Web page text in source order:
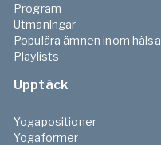
Program
Utmaningar
Populära ämnen inom hälsa
Playlists
Upptäck
Yogapositioner
Yogaformer